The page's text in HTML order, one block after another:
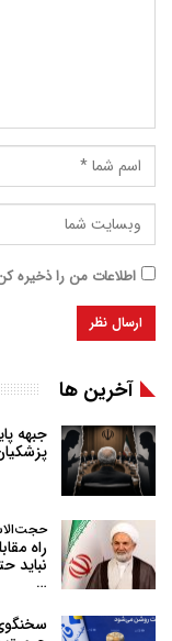
اطلاعات من را ذخیره
آخرین ها
جبهه
راه
نباید
…